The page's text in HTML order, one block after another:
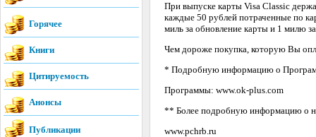
Горячее
Книги
Цитируемость
Анонсы
Публикации
При выпуске карты Visa Classic
каждые 50 рублей потраченные по
миль за обновление карты и 1 милю
Чем дороже покупка, которую Вы
* Подробную информацию о
Программы: www.ok-plus.com
** Более подробную информацию о
www.pchrb.ru